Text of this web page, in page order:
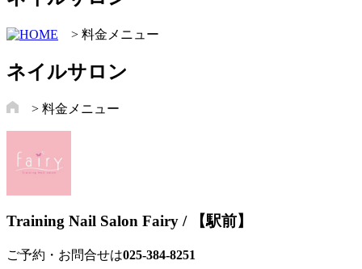
> 料金メニュー
ネイルサロン
> 料金メニュー
Training Nail Salon Fairy / 【駅前】
ご予約・お問合せは025-384‐8251